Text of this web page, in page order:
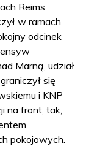
Reims
w ramach
odcinek
Marną, udział
się
i KNP
na front, tak,
pokojowych.